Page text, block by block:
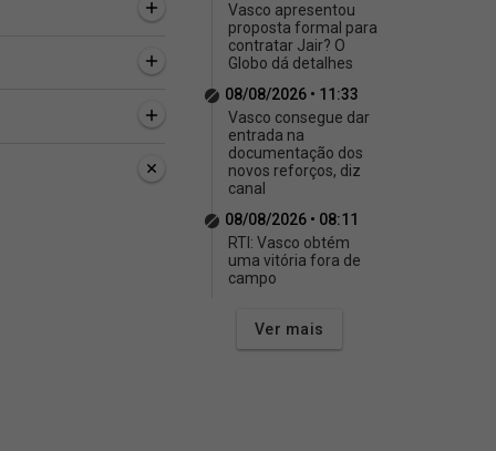
Vasco apresentou
proposta formal para
contratar Jair? O
Globo dá detalhes
08/08/2026 • 11:33
Vasco consegue dar
entrada na
documentação dos
novos reforços, diz
canal
08/08/2026 • 08:11
RTI: Vasco obtém
uma vitória fora de
campo
Ver mais